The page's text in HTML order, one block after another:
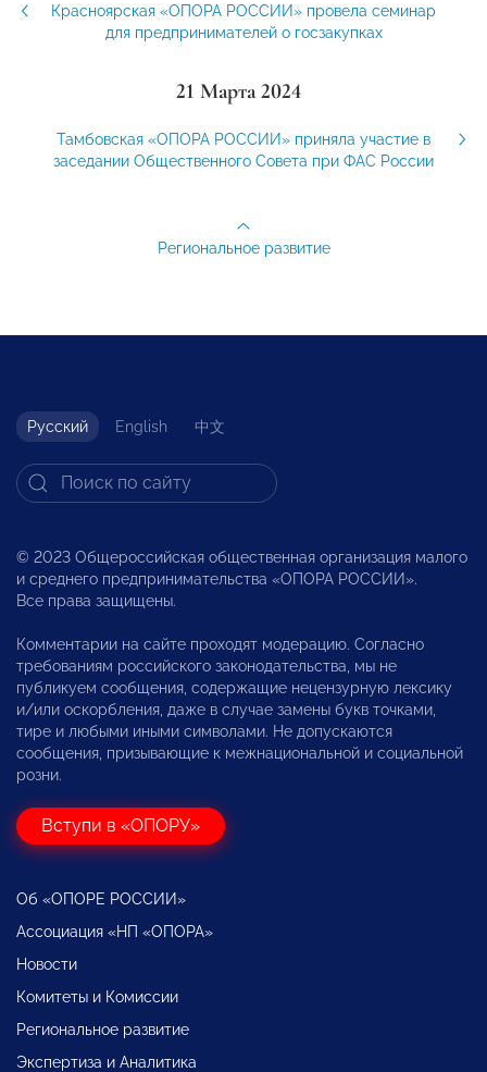
Красноярская «ОПОРА РОССИИ» провела семинар
для предпринимателей о госзакупках
21 Марта 2024
Тамбовская «ОПОРА РОССИИ» приняла участие в
заседании Общественного Совета при ФАС России
Региональное развитие
Русский English 中文
© 2023 Общероссийская общественная организация малого
и среднего предпринимательства «ОПОРА РОССИИ».
Все права защищены.
Комментарии на сайте проходят модерацию. Согласно
требованиям российского законодательства, мы не
публикуем сообщения, содержащие нецензурную лексику
и/или оскорбления, даже в случае замены букв точками,
тире и любыми иными символами. Не допускаются
сообщения, призывающие к межнациональной и социальной
розни.
Вступи в «ОПОРУ»
Об «ОПОРЕ РОССИИ»
Ассоциация «НП «ОПОРА»
Новости
Комитеты и Комиссии
Региональное развитие
Экспертиза и Аналитика